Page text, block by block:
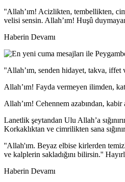
''Allah’ım! Acizlikten, tembellikten,
velisi sensin. Allah’ım! Huşû
Haberin Devamı
''Allah’ım, senden hidayet, takva,
Allah’ım! Fayda vermeyen ilimden,
Allah’ım! Cehennem azabından, kabir
Lanetlik şeytandan Ulu Allah’a
Korkaklıktan ve cimrilikten sana
''Allah'ım. Beyaz elbise kirlerden
ve kalplerin sakladığını bilirsin.''
Haberin Devamı